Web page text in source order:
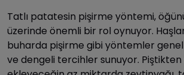
Tatlı patatesin pişirme yöntemi,
üzerinde önemli bir rol oynuyor.
buharda pişirme gibi yöntemler
ve dengeli tercihler sunuyor.